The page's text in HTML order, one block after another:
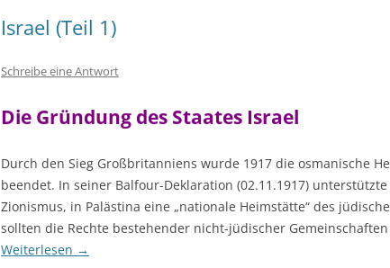
LITERATUR
Israel (Teil 1)
Schreibe eine Antwort
Die Gründung des Staates Israel
Durch den Sieg Großbritanniens wurde 1917 die osmanische
beendet. In seiner Balfour-Deklaration (02.11.1917)
Zionismus, in Palästina eine „nationale Heimstätte“ des
sollten die Rechte bestehender nicht-jüdischer
Weiterlesen →